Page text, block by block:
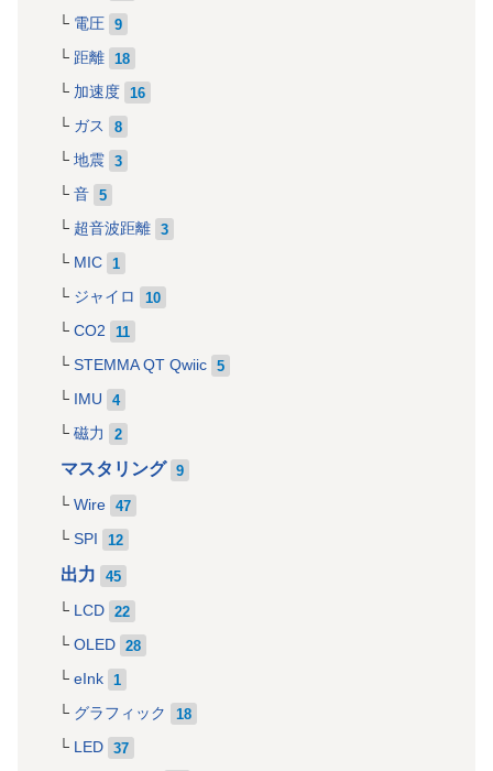
電圧 9
距離 18
加速度 16
ガス 8
地震 3
音 5
超音波距離 3
MIC 1
ジャイロ 10
CO2 11
STEMMA QT Qwiic 5
IMU 4
磁力 2
マスタリング 9
Wire 47
SPI 12
出力 45
LCD 22
OLED 28
eInk 1
グラフィック 18
LED 37